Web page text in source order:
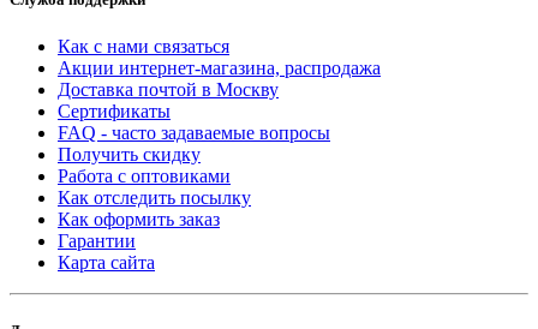
Как с нами связаться
Акции интернет-магазина, распродажа
Доставка почтой в Москву
Сертификаты
FAQ - часто задаваемые вопросы
Получить скидку
Работа с оптовиками
Как отследить посылку
Как оформить заказ
Гарантии
Карта сайта